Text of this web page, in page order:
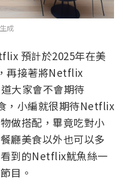
成
預計於2025年在美
再接著將Netflix
大家會不會期待
，小編就很期待Netflix
做搭配，畢竟吃對小
廳美食以外也可以多
到的Netflix魷魚絲一
目。